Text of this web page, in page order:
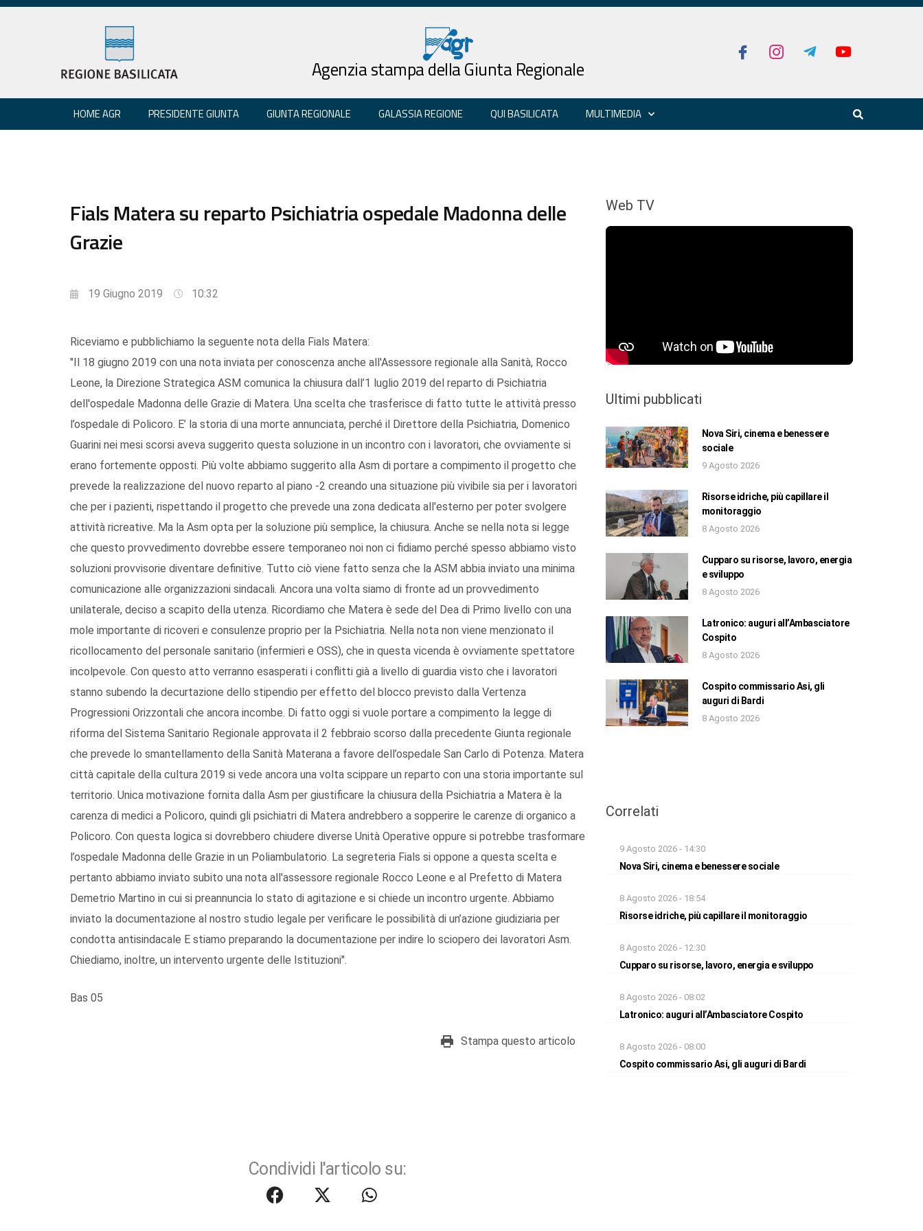
Agenzia stampa della Giunta Regionale
HOME AGR PRESIDENTE GIUNTA GIUNTA REGIONALE GALASSIA REGIONE QUI BASILICATA MULTIMEDIA
Fials Matera su reparto Psichiatria ospedale Madonna delle
Grazie
19 Giugno 2019 10:32
Riceviamo e pubblichiamo la seguente nota della Fials Matera:
"Il 18 giugno 2019 con una nota inviata per conoscenza anche all'Assessore regionale alla Sanità, Rocco
Leone, la Direzione Strategica ASM comunica la chiusura dall’1 luglio 2019 del reparto di Psichiatria
dell'ospedale Madonna delle Grazie di Matera. Una scelta che trasferisce di fatto tutte le attività presso
l’ospedale di Policoro. E’ la storia di una morte annunciata, perché il Direttore della Psichiatria, Domenico
Guarini nei mesi scorsi aveva suggerito questa soluzione in un incontro con i lavoratori, che ovviamente si
erano fortemente opposti. Più volte abbiamo suggerito alla Asm di portare a compimento il progetto che
prevede la realizzazione del nuovo reparto al piano -2 creando una situazione più vivibile sia per i lavoratori
che per i pazienti, rispettando il progetto che prevede una zona dedicata all'esterno per poter svolgere
attività ricreative. Ma la Asm opta per la soluzione più semplice, la chiusura. Anche se nella nota si legge
che questo provvedimento dovrebbe essere temporaneo noi non ci fidiamo perché spesso abbiamo visto
soluzioni provvisorie diventare definitive. Tutto ciò viene fatto senza che la ASM abbia inviato una minima
comunicazione alle organizzazioni sindacali. Ancora una volta siamo di fronte ad un provvedimento
unilaterale, deciso a scapito della utenza. Ricordiamo che Matera è sede del Dea di Primo livello con una
mole importante di ricoveri e consulenze proprio per la Psichiatria. Nella nota non viene menzionato il
ricollocamento del personale sanitario (infermieri e OSS), che in questa vicenda è ovviamente spettatore
incolpevole. Con questo atto verranno esasperati i conflitti già a livello di guardia visto che i lavoratori
stanno subendo la decurtazione dello stipendio per effetto del blocco previsto dalla Vertenza
Progressioni Orizzontali che ancora incombe. Di fatto oggi si vuole portare a compimento la legge di
riforma del Sistema Sanitario Regionale approvata il 2 febbraio scorso dalla precedente Giunta regionale
che prevede lo smantellamento della Sanità Materana a favore dell’ospedale San Carlo di Potenza. Matera
città capitale della cultura 2019 si vede ancora una volta scippare un reparto con una storia importante sul
territorio. Unica motivazione fornita dalla Asm per giustificare la chiusura della Psichiatria a Matera è la
carenza di medici a Policoro, quindi gli psichiatri di Matera andrebbero a sopperire le carenze di organico a
Policoro. Con questa logica si dovrebbero chiudere diverse Unità Operative oppure si potrebbe trasformare
l’ospedale Madonna delle Grazie in un Poliambulatorio. La segreteria Fials si oppone a questa scelta e
pertanto abbiamo inviato subito una nota all'assessore regionale Rocco Leone e al Prefetto di Matera
Demetrio Martino in cui si preannuncia lo stato di agitazione e si chiede un incontro urgente. Abbiamo
inviato la documentazione al nostro studio legale per verificare le possibilità di un’azione giudiziaria per
condotta antisindacale E stiamo preparando la documentazione per indire lo sciopero dei lavoratori Asm.
Chiediamo, inoltre, un intervento urgente delle Istituzioni".
Bas 05
Stampa questo articolo
Condividi l'articolo su:
Web TV
Ultimi pubblicati
Nova Siri, cinema e benessere
sociale
9 Agosto 2026
Risorse idriche, più capillare il
monitoraggio
8 Agosto 2026
Cupparo su risorse, lavoro, energia
e sviluppo
8 Agosto 2026
Latronico: auguri all’Ambasciatore
Cospito
8 Agosto 2026
Cospito commissario Asi, gli
auguri di Bardi
8 Agosto 2026
Correlati
9 Agosto 2026 - 14:30
Nova Siri, cinema e benessere sociale
8 Agosto 2026 - 18:54
Risorse idriche, più capillare il monitoraggio
8 Agosto 2026 - 12:30
Cupparo su risorse, lavoro, energia e sviluppo
8 Agosto 2026 - 08:02
Latronico: auguri all’Ambasciatore Cospito
8 Agosto 2026 - 08:00
Cospito commissario Asi, gli auguri di Bardi